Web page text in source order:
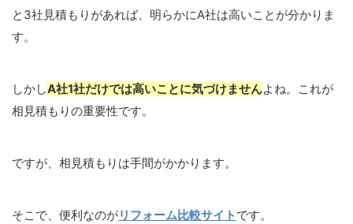
と3社見積もりがあれば、明らかにA社は高いことが分かりま
す。
しかしA社1社だけでは高いことに気づけませんよね。これが
相見積もりの重要性です。
ですが、相見積もりは手間がかかります。
そこで、便利なのがリフォーム比較サイト です。